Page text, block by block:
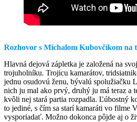
Rozhovor s Michalom Kubovčíkom na
Hlavná dejová zápletka je založená na
trojuholníku. Trojicu kamarátov,
jednu osudovú ženu, bývalú spolužiačku
nich ju mal ako prvý, druhý ju má teraz a
kvôli nej stará partia rozpadla. Ľúbostný
to jediné, s čím sa starí kamaráti vo filme
vysporiadať. Možno dokonca pôjde aj o